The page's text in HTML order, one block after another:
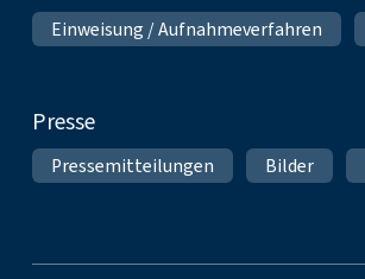
Einweisung / Aufnahmeverfahren
Presse
Pressemitteilungen Bilder